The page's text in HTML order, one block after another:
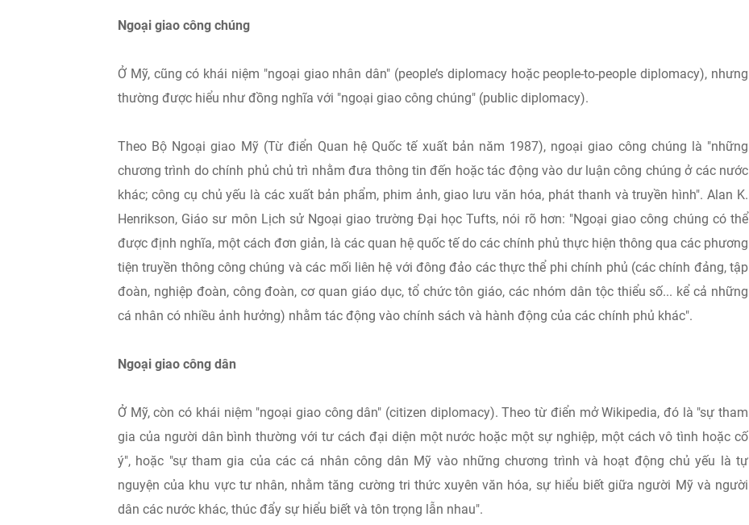
Ngoại giao công chúng
Ở Mỹ, cũng có khái niệm "ngoại giao nhân dân" (people’s diplomacy hoặc people-to-people diplomacy), nhưng
thường được hiểu như đồng nghĩa với "ngoại giao công chúng" (public diplomacy).
Theo Bộ Ngoại giao Mỹ (Từ điển Quan hệ Quốc tế xuất bản năm 1987), ngoại giao công chúng là "những
chương trình do chính phủ chủ trì nhằm đưa thông tin đến hoặc tác động vào dư luận công chúng ở các nước
khác; công cụ chủ yếu là các xuất bản phẩm, phim ảnh, giao lưu văn hóa, phát thanh và truyền hình". Alan K.
Henrikson, Giáo sư môn Lịch sử Ngoại giao trường Đại học Tufts, nói rõ hơn: "Ngoại giao công chúng có thể
được định nghĩa, một cách đơn giản, là các quan hệ quốc tế do các chính phủ thực hiện thông qua các phương
tiện truyền thông công chúng và các mối liên hệ với đông đảo các thực thể phi chính phủ (các chính đảng, tập
đoàn, nghiệp đoàn, công đoàn, cơ quan giáo dục, tổ chức tôn giáo, các nhóm dân tộc thiểu số... kể cả những
cá nhân có nhiều ảnh hưởng) nhằm tác động vào chính sách và hành động của các chính phủ khác".
Ngoại giao công dân
Ở Mỹ, còn có khái niệm "ngoại giao công dân" (citizen diplomacy). Theo từ điển mở Wikipedia, đó là "sự tham
gia của người dân bình thường với tư cách đại diện một nước hoặc một sự nghiệp, một cách vô tình hoặc cố
ý", hoặc "sự tham gia của các cá nhân công dân Mỹ vào những chương trình và hoạt động chủ yếu là tự
nguyện của khu vực tư nhân, nhằm tăng cường tri thức xuyên văn hóa, sự hiểu biết giữa người Mỹ và người
dân các nước khác, thúc đẩy sự hiểu biết và tôn trọng lẫn nhau".